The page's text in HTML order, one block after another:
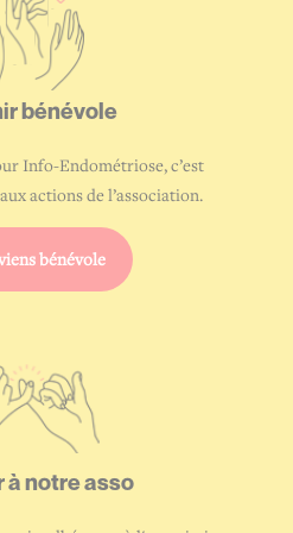
bénévole
Info-Endométriose, c’est
actions de l’association.
bénévole
ànotre asso